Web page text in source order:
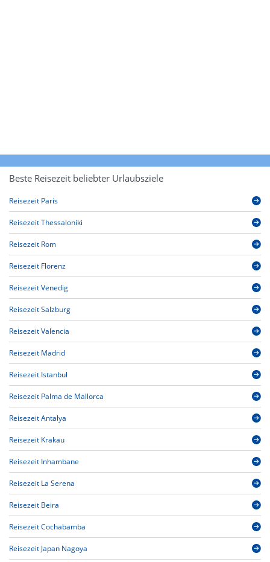
Beste Reisezeit beliebter Urlaubsziele
Reisezeit Paris
Reisezeit Thessaloniki
Reisezeit Rom
Reisezeit Florenz
Reisezeit Venedig
Reisezeit Salzburg
Reisezeit Valencia
Reisezeit Madrid
Reisezeit Istanbul
Reisezeit Palma de Mallorca
Reisezeit Antalya
Reisezeit Krakau
Reisezeit Inhambane
Reisezeit La Serena
Reisezeit Beira
Reisezeit Cochabamba
Reisezeit Japan Nagoya